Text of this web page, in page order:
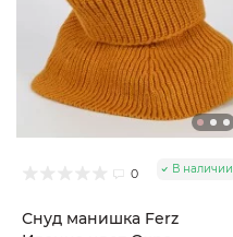
0 В наличии
Снуд манишка Ferz